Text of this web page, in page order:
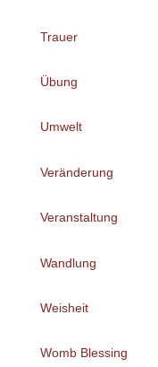
Trauer
Übung
Umwelt
Veränderung
Veranstaltung
Wandlung
Weisheit
Womb Blessing